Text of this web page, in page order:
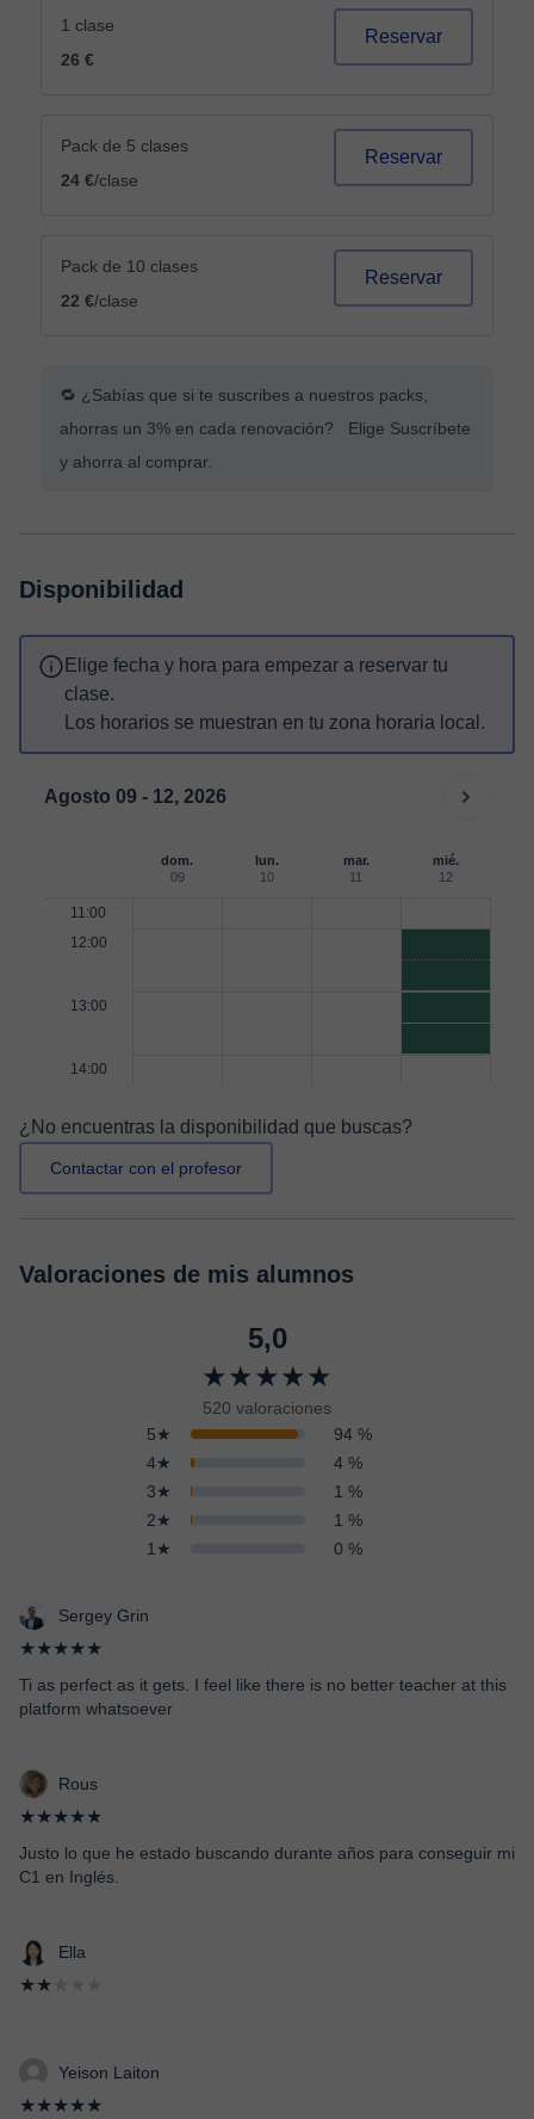
1 clase
26 €
Reservar
Pack de 5 clases
24 €/clase
Reservar
Pack de 10 clases
22 €/clase
Reservar
🔁 ¿Sabías que si te suscribes a nuestros packs,
ahorras un 3% en cada renovación? Elige Suscríbete
y ahorra al comprar.
Disponibilidad
Elige fecha y hora para empezar a reservar tu
clase.
Los horarios se muestran en tu zona horaria local.
Agosto 09 - 12, 2026
dom.
09
lun.
10
mar.
11
mié.
12
11:00
12:00
13:00
14:00
¿No encuentras la disponibilidad que buscas?
Contactar con el profesor
Valoraciones de mis alumnos
5,0
★★★★★
520 valoraciones
5★
94 %
4★
4 %
3★
1 %
2★
1 %
1★
0 %
Sergey Grin
★★★★★
Ti as perfect as it gets. I feel like there is no better teacher at this
platform whatsoever
Rous
★★★★★
Justo lo que he estado buscando durante años para conseguir mi
C1 en Inglés.
Ella
★★
Yeison Laiton
★★★★★